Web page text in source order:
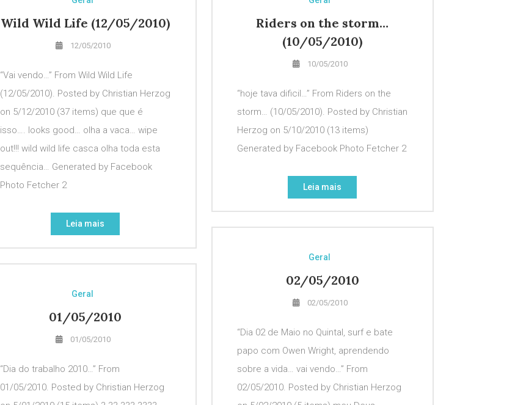
Wild Wild Life (12/05/2010)
12/05/2010
“Vai vendo…” From Wild Wild Life
(12/05/2010). Posted by Christian Herzog
on 5/12/2010 (37 items) que que é
isso…. looks good… olha a vaca… wipe
out!!! wild wild life casca olha toda esta
sequência… Generated by Facebook
Photo Fetcher 2
Leia mais
Riders on the storm…
(10/05/2010)
10/05/2010
“hoje tava dificil…” From Riders on the
storm… (10/05/2010). Posted by Christian
Herzog on 5/10/2010 (13 items)
Generated by Facebook Photo Fetcher 2
Leia mais
Geral
02/05/2010
02/05/2010
“Dia 02 de Maio no Quintal, surf e bate
papo com Owen Wright, aprendendo
sobre a vida… vai vendo…” From
02/05/2010. Posted by Christian Herzog
Geral
01/05/2010
01/05/2010
“Dia do trabalho 2010…” From
01/05/2010. Posted by Christian Herzog